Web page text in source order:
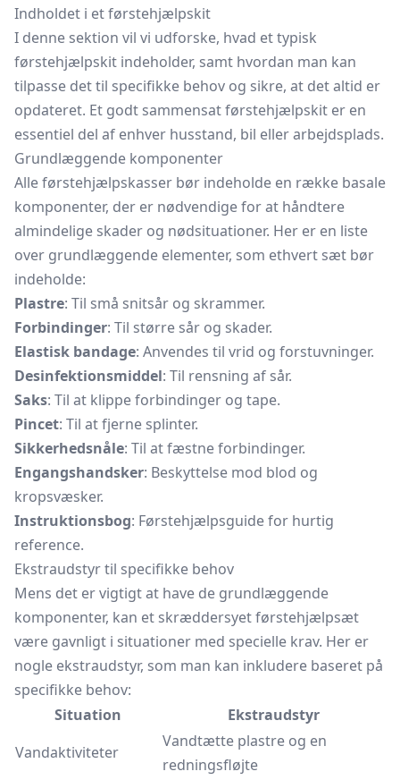
Indholdet i et førstehjælpskit
I denne sektion vil vi udforske, hvad et typisk
førstehjælpskit indeholder, samt hvordan man kan
tilpasse det til specifikke behov og sikre, at det altid er
opdateret. Et godt sammensat førstehjælpskit er en
essentiel del af enhver husstand, bil eller arbejdsplads.
Grundlæggende komponenter
Alleførstehjælpskasser bør indeholde en række basale
komponenter, der er nødvendige for at håndtere
almindelige skader og nødsituationer. Her er en liste
over grundlæggende elementer, som ethvert sæt bør
indeholde:
Plastre: Til små snitsår og skrammer.
Forbindinger: Til større sår og skader.
Elastisk bandage: Anvendes til vrid og forstuvninger.
Desinfektionsmiddel: Til rensning af sår.
Saks: Til at klippe forbindinger og tape.
Pincet: Til at fjerne splinter.
Sikkerhedsnåle: Til at fæstne forbindinger.
Engangshandsker: Beskyttelse mod blod og
kropsvæsker.
Instruktionsbog: Førstehjælpsguide for hurtig
reference.
Ekstraudstyr til specifikke behov
Mens det er vigtigt at have de grundlæggende
komponenter, kan et skræddersyet førstehjælpsæt
være gavnligt i situationer med specielle krav. Her er
nogle ekstraudstyr, som man kan inkludere baseret på
specifikke behov:
Situation
Ekstraudstyr
Vandaktiviteter
Vandtætte plastre og en
redningsfløjte